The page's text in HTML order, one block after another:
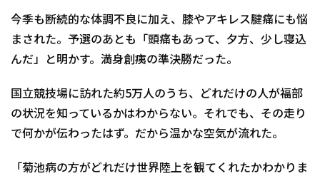
今季も断続的な体調不良に加え、膝やアキレス腱痛にも悩
まされた。予選のあとも「頭痛もあって、夕方、少し寝込
んだ」と明かす。満身創痍の準決勝だった。
国立競技場に訪れた約5万人のうち、どれだけの人が福部
の状況を知っているかはわからない。それでも、その走り
で何かが伝わったはず。だから温かな空気が流れた。
「菊池病の方がどれだけ世界陸上を観てくれたかわかりま